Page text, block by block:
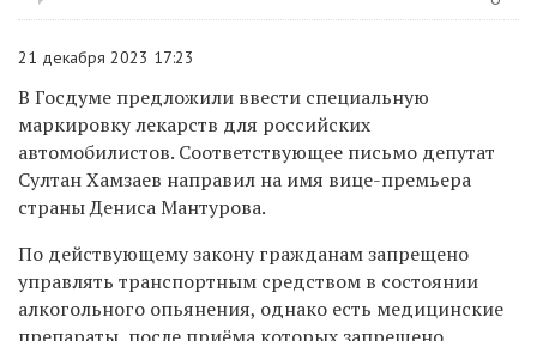
21 декабря 2023 17:23
В Госдуме предложили ввести специальную
маркировку лекарств для российских
автомобилистов. Соответствующее письмо депутат
Султан Хамзаев направил на имя вице-премьера
страны Дениса Мантурова.
По действующему закону гражданам запрещено
управлять транспортным средством в состоянии
алкогольного опьянения, однако есть медицинские
препараты, после приёма которых запрещено